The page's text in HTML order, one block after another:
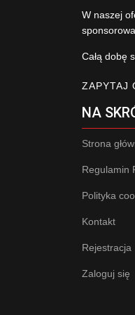
W naszej
Całą dobę
ZAPYTAJ
NA
Strona
Regulamin
Polityka
Kontakt
Rejestracja
Zaloguj się